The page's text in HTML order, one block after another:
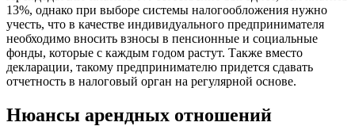
13%, однако при выборе системы налогообложения нужно
учесть, что в качестве индивидуального предпринимателя
необходимо вносить взносы в пенсионные и социальные
фонды, которые с каждым годом растут. Также вместо
декларации, такому предпринимателю придется сдавать
отчетность в налоговый орган на регулярной основе.
Нюансы арендных отношений